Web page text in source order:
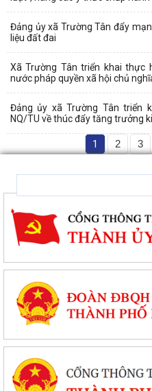
Đảng ủy xã Trường Tân đẩy
liệu đất đai
Xã Trường Tân triển khai thực
nước pháp quyền xã hội chủ
Đảng ủy xã Trường Tân triển
NQ/TU về thúc đẩy tăng trưởng
1 2 3